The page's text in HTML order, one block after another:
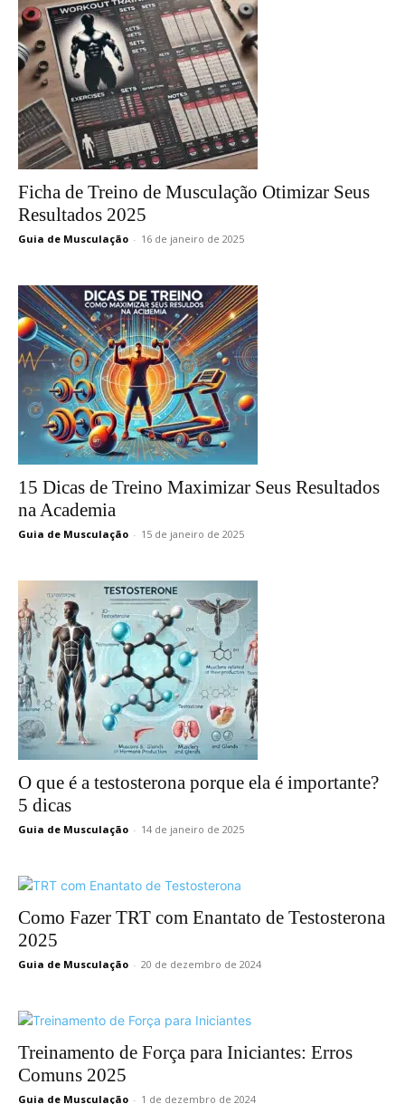
Ficha de Treino de Musculação Otimizar Seus
Resultados 2025
Guia de Musculação - 16 de janeiro de 2025
15 Dicas de Treino Maximizar Seus Resultados
na Academia
Guia de Musculação - 15 de janeiro de 2025
O que é a testosterona porque ela é importante?
5 dicas
Guia de Musculação - 14 de janeiro de 2025
Como Fazer TRT com Enantato de Testosterona
2025
Guia de Musculação - 20 de dezembro de 2024
Treinamento de Força para Iniciantes: Erros
Comuns 2025
Guia de Musculação - 1 de dezembro de 2024